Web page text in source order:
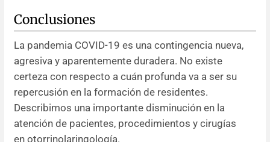
Conclusiones
La pandemia COVID-19 es una contingencia nueva,
agresiva y aparentemente duradera. No existe
certeza con respecto a cuán profunda va a ser su
repercusión en la formación de residentes.
Describimos una importante disminución en la
atención de pacientes, procedimientos y cirugías
en otorrinolaringología.